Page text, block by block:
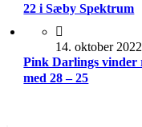
22 i Sæby Spektrum
14. oktober 2022
Pink Darlings vinder
med 28 – 25